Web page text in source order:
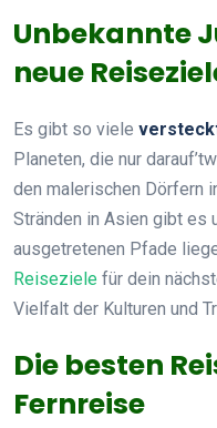
Unbekannte
neue
Es gibt so viele
Planeten, die nur
den malerischen Dörfern
Stränden in Asien gibt es
ausgetretenen Pfade
Reiseziele für dein
Vielfalt der Kulturen und
Die besten
Fernreise